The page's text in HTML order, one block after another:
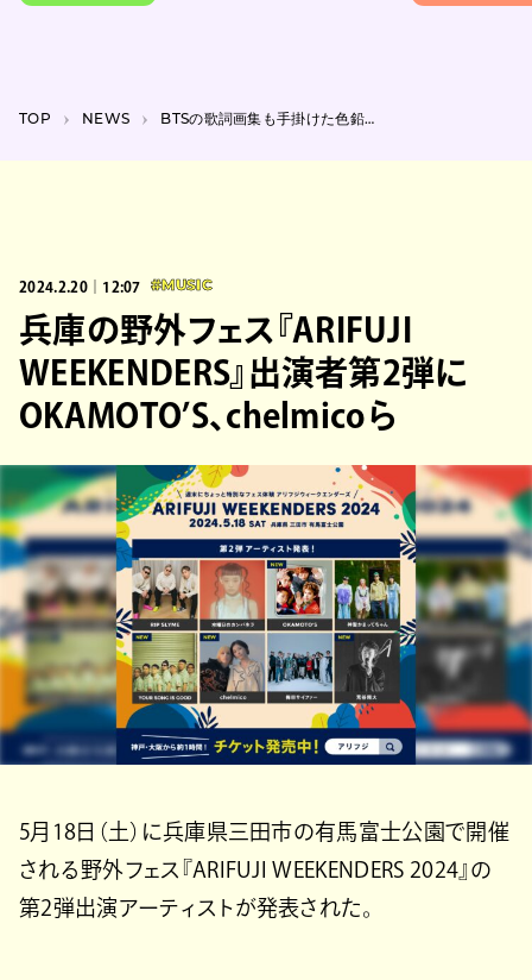
TOP NEWS BTSの歌詞画集も手掛けた色鉛筆イラストレーター、イ・キュテの個展が池袋で開催
2024.2.20｜12:07 #MUSIC
兵庫の野外フェス『ARIFUJI
WEEKENDERS』出演者第2弾に
OKAMOTO’S、chelmicoら
5月18日（土）に兵庫県三田市の有馬富士公園で開催
される野外フェス『ARIFUJI WEEKENDERS 2024』の
第2弾出演アーティストが発表された。